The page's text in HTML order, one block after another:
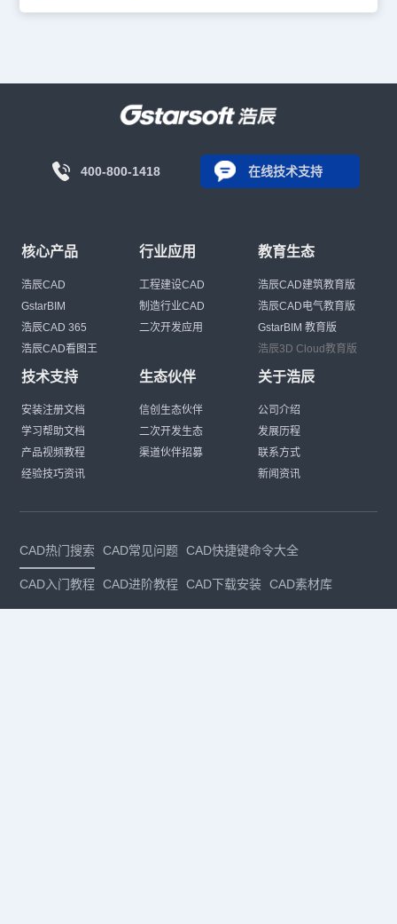
400-800-1418 在线技术支持
核心产品
浩辰CAD
GstarBIM
浩辰CAD 365
浩辰CAD看图王
行业应用
工程建设CAD
制造行业CAD
二次开发应用
教育生态
浩辰CAD建筑教育版
浩辰CAD电气教育版
GstarBIM 教育版
浩辰3D Cloud教育版
技术支持
安装注册文档
学习帮助文档
产品视频教程
经验技巧资讯
生态伙伴
信创生态伙伴
二次开发生态
渠道伙伴招募
关于浩辰
公司介绍
发展历程
联系方式
新闻资讯
CAD热门搜索 CAD常见问题 CAD快捷键命令大全
CAD入门教程 CAD进阶教程 CAD下载安装 CAD素材库